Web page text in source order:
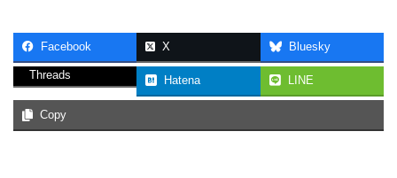
Facebook X Bluesky
Threads Hatena LINE
Copy